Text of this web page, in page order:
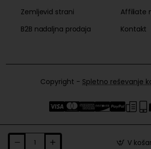
V
Zemljevid strani
B2B nadaljna prodaja
Affiliate
Kontakt
Copyright - Spletno reševanje